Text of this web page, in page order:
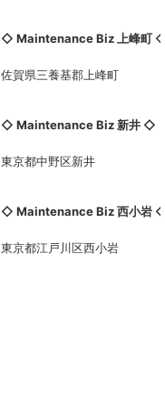
◇ Maintenance Biz 上峰町
佐賀県三養基郡上峰町
◇ Maintenance Biz 新井 ◇
東京都中野区新井
◇ Maintenance Biz西小岩
東京都江戸川区西小岩